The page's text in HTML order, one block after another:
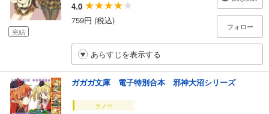
完結
4.0
759円 (税込)
フォロー
あらすじを表示する
ガガガ文庫 電子特別合本 邪神大沼シリーズ
ラノベ